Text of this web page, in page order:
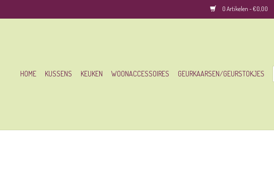
0 Artikelen - €0,00
HOME KUSSENS KEUKEN WOONACCESSOIRES GEURKAARSEN/GEURSTOKJES